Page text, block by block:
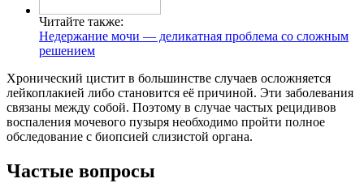
Читайте также:
Недержание мочи — деликатная проблема со сложным
решением
Хронический цистит в большинстве случаев осложняется
лейкоплакией либо становится её причиной. Эти заболевания
связаны между собой. Поэтому в случае частых рецидивов
воспаления мочевого пузыря необходимо пройти полное
обследование с биопсией слизистой органа.
Частые вопросы